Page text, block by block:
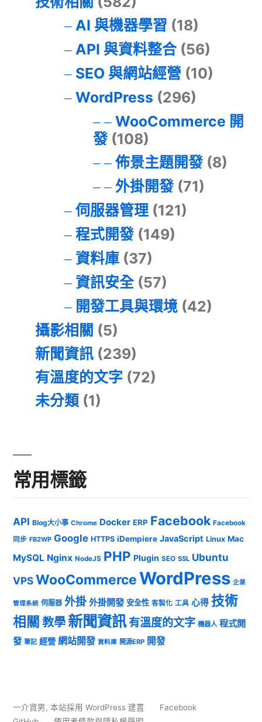
AI 與機器學習 (18)
API 與資料整合(56)
SEO 與網站經營 (10)
WordPress (296)
WooCommerce 開
發(108)
佈景主題開發(8)
外掛開發(71)
伺服器管理(121)
程式開發(149)
資料庫(37)
資訊安全(57)
開發工具與環境(42)
攝影相關 (5)
新聞資訊 (239)
有溫度的文字 (72)
未分類 (1)
常用標籤
API Blog大小事 Chrome Docker ERP Facebook Facebook
同步 FB2WP Google HTTPS iDempiere JavaScript Linux Mac
MySQL Nginx NodeJS PHP Plugin SEO SSL Ubuntu
VPSWooCommerceWordPress 企業
管理系統 伺服器 外掛 外掛開發 安全性 客製化 工具 心得 技術
相關 教學 新聞資訊有溫度的文字 機器人 程式開
發 筆記 經營 網站開發 資料庫 開源ERP 開發
一介資男, 本站採用 WordPress 建置
Facebook